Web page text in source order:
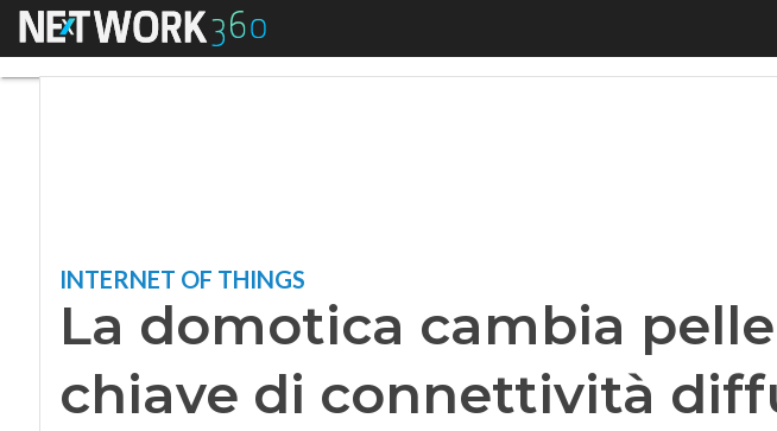
Menu
INTERNET OF THINGS
La domotica cambia
chiave di connettività